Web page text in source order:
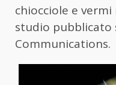
chiocciole e
studio pubblicato
Communications.